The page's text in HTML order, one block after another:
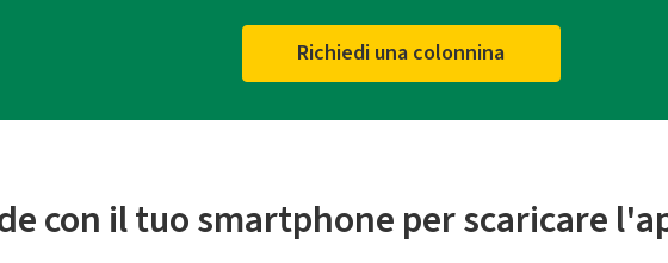
Richiedi una colonnina
con il tuo smartphone per scaricare